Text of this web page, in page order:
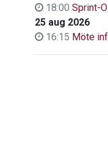
18:00 Sprint-
25 aug 2026
16:15 Möte